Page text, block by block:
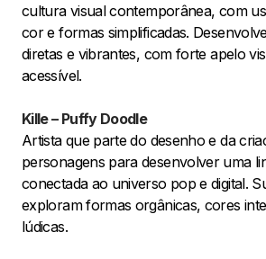
cultura visual contemporânea, com
cor e formas simplificadas.
diretas e vibrantes, com forte apelo
acessível.
Kille – Puffy Doodle
Artista que parte do desenho e da
personagens para desenvolver uma
conectada ao universo pop e digital.
exploram formas orgânicas, cores
lúdicas.